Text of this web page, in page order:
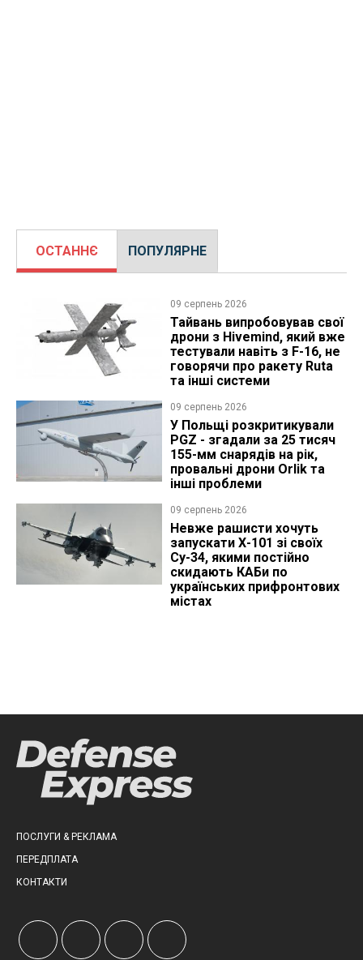
ОСТАННЄ ПОПУЛЯРНЕ
09 серпень 2026
Тайвань випробовував свої
дрони з Hivemind, який вже
тестували навіть з F-16, не
говорячи про ракету Ruta
та інші системи
09 серпень 2026
У Польщі розкритикували
PGZ - згадали за 25 тисяч
155-мм снарядів на рік,
провальні дрони Orlik та
інші проблеми
09 серпень 2026
Невже рашисти хочуть
запускати Х-101 зі своїх
Су-34, якими постійно
скидають КАБи по
українських прифронтових
містах
ПОСЛУГИ & РЕКЛАМА
ПЕРЕДПЛАТА
КОНТАКТИ